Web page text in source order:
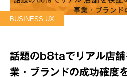
BUSINESS UX
話題のb8taでリアル店
業・ブランドの成功確度